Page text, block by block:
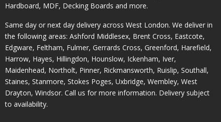
Hardboard, MDF, Decking Boards and more.
Same day or next day delivery across West London. We deliver in
the following areas: Ashford Middlesex, Brent Cross, Eastcote,
Edgware, Feltham, Fulmer, Gerrards Cross, Greenford, Harefield,
Harrow, Hayes, Hillingdon, Hounslow, Ickenham, Iver,
Maidenhead, Northolt, Pinner, Rickmansworth, Ruislip, Southall,
Staines, Stanmore, Stokes Poges, Uxbridge, Wembley, West
Drayton, Windsor. Call us for more information. Delivery subject
to availability.